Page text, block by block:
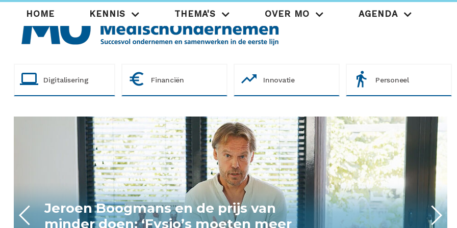
Hoofdnavigatie
HOME KENNIS THEMA'S OVER MO AGENDA
computer Digitalisering euro_symbol Financiën trending_up Innovatie directions_walk Personeel
Omgaan met onverwachte risico's in de
zorg